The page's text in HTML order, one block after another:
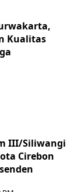
Kualitas
III/Siliwangi
Cirebon